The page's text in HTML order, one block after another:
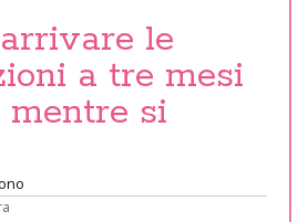
le
a tre mesi
si